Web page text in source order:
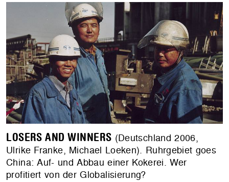
LOSERS AND WINNERS (Deutschland 2006,
Ulrike Franke, Michael Loeken). Ruhrgebiet goes
China: Auf- und Abbau einer Kokerei. Wer
profitiert von der Globalisierung?